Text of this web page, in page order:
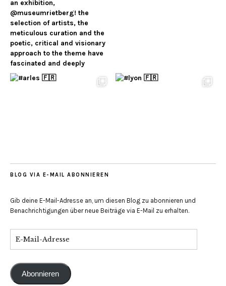
BLOG VIA E-MAIL ABONNIEREN
Gib deine E-Mail-Adresse an, um diesen Blog zu abonnieren und
Benachrichtigungen über neue Beiträge via E-Mail zu erhalten.
Abonnieren